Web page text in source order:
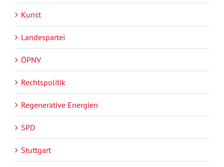
Kunst
Landespartei
ÖPNV
Rechtspolitik
Regenerative Energien
SPD
Stuttgart